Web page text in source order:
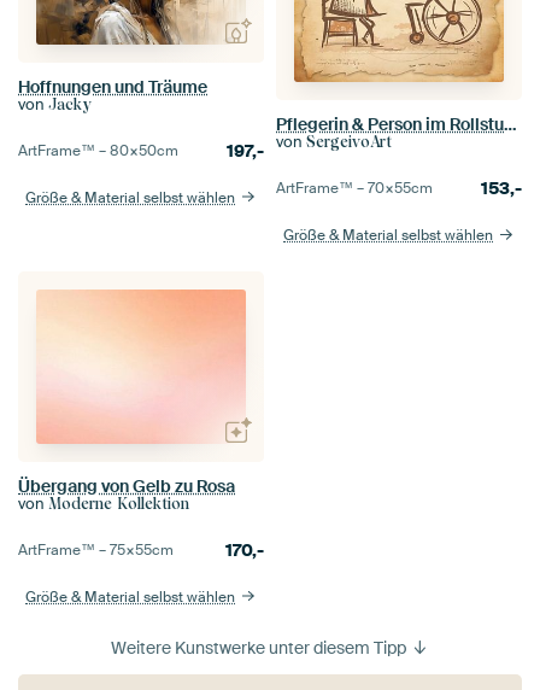
Hoffnungen und Träume
von Jacky
ArtFrame™ –80×50cm 197,-
Größe & Material selbst wählen
Pflegerin & Person im Rollstuhl. Vintage Skizzen-Kunst. Altenpflege / Krankenpflege.
von SergeivoArt
ArtFrame™ –70×55cm 153,-
Größe & Material selbst wählen
Übergang von Gelb zu Rosa
von Moderne Kollektion
ArtFrame™ –75×55cm 170,-
Größe & Material selbst wählen
Weitere Kunstwerke unter diesem Tipp